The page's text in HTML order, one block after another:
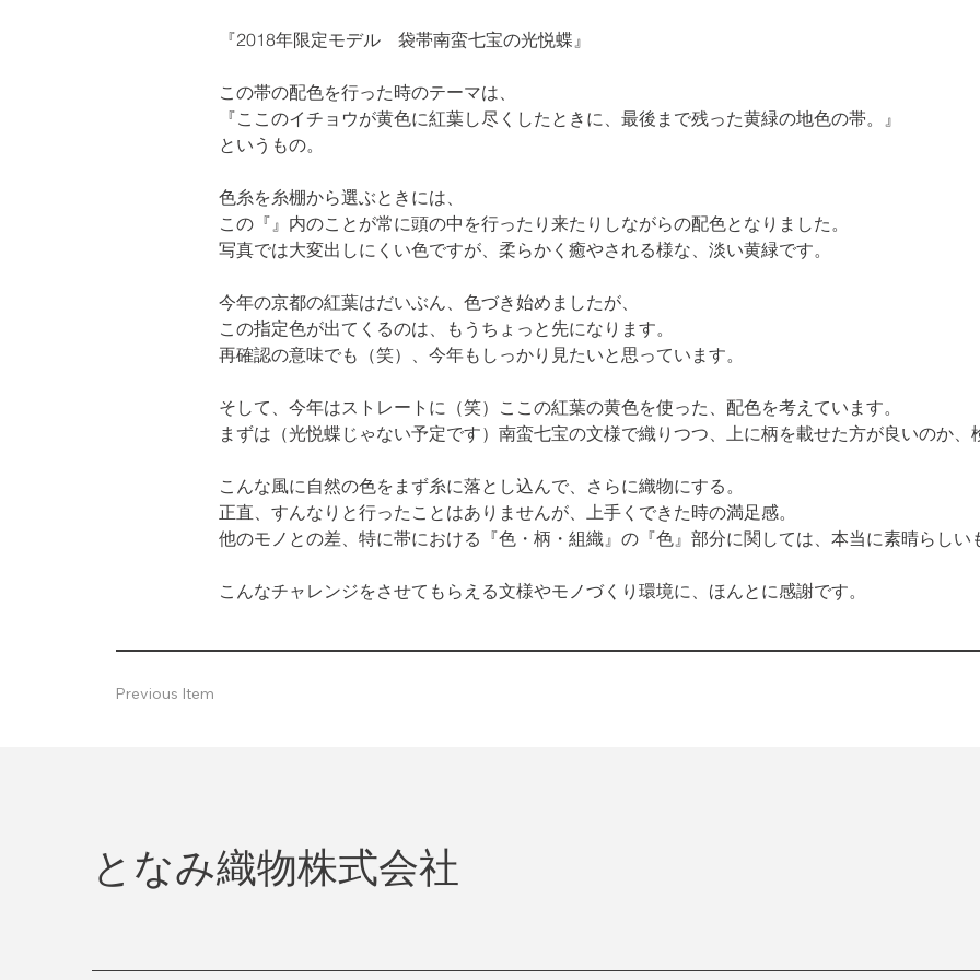
『2018年限定モデル　袋帯南蛮七宝の光悦蝶』
この帯の配色を行った時のテーマは、
『ここのイチョウが黄色に紅葉し尽くしたときに、最後まで残った黄緑の地色の帯。』
というもの。
色糸を糸棚から選ぶときには、
この『』内のことが常に頭の中を行ったり来たりしながらの配色となりました。
写真では大変出しにくい色ですが、柔らかく癒やされる様な、淡い黄緑です。
今年の京都の紅葉はだいぶん、色づき始めましたが、
この指定色が出てくるのは、もうちょっと先になります。
再確認の意味でも（笑）、今年もしっかり見たいと思っています。
そして、今年はストレートに（笑）ここの紅葉の黄色を使った、配色を考えています。
まずは（光悦蝶じゃない予定です）南蛮七宝の文様で織りつつ、上に柄を載せた方が良いのか、
こんな風に自然の色をまず糸に落とし込んで、さらに織物にする。
正直、すんなりと行ったことはありませんが、上手くできた時の満足感。
他のモノとの差、特に帯における『色・柄・組織』の『色』部分に関しては、本当に素晴らしい
こんなチャレンジをさせてもらえる文様やモノづくり環境に、ほんとに感謝です。
Previous Item
となみ織物株式会社